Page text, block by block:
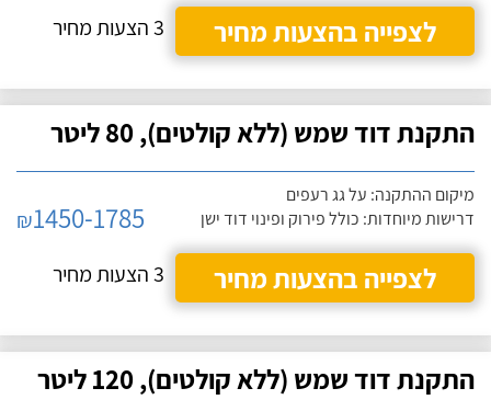
לצפייה בהצעות מחיר
3 הצעות מחיר
התקנת דוד שמש (ללא קולטים), 80 ליטר
מיקום ההתקנה: על גג רעפים
דרישות מיוחדות: כולל פירוק ופינוי דוד ישן
₪1450-1785
לצפייה בהצעות מחיר
3 הצעות מחיר
התקנת דוד שמש (ללא קולטים), 120 ליטר